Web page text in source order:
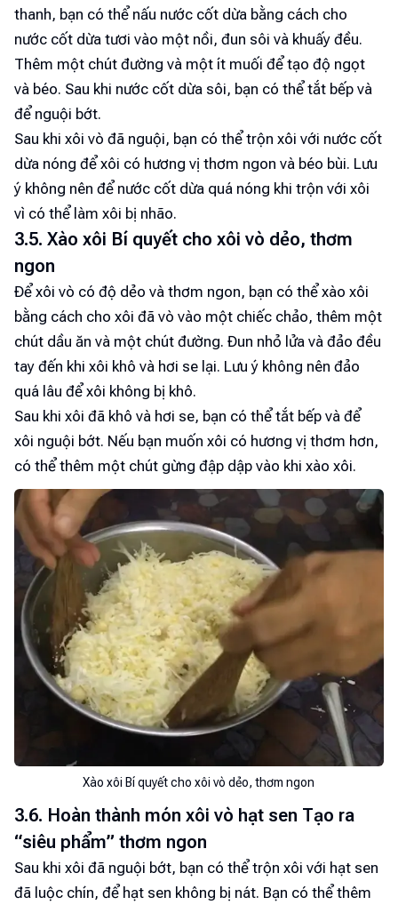
thanh, bạn có thể nấu nước cốt dừa bằng cách cho
nước cốt dừa tươi vào một nồi, đun sôi và khuấy đều.
Thêm một chút đường và một ít muối để tạo độ ngọt
và béo. Sau khi nước cốt dừa sôi, bạn có thể tắt bếp và
để nguội bớt.
Sau khi xôi vò đã nguội, bạn có thể trộn xôi với nước cốt
dừa nóng để xôi có hương vị thơm ngon và béo bùi. Lưu
ý không nên để nước cốt dừa quá nóng khi trộn với xôi
vì có thể làm xôi bị nhão.
3.5. Xào xôi Bí quyết cho xôi vò dẻo, thơm
ngon
Để xôi vò có độ dẻo và thơm ngon, bạn có thể xào xôi
bằng cách cho xôi đã vò vào một chiếc chảo, thêm một
chút dầu ăn và một chút đường. Đun nhỏ lửa và đảo đều
tay đến khi xôi khô và hơi se lại. Lưu ý không nên đảo
quá lâu để xôi không bị khô.
Sau khi xôi đã khô và hơi se, bạn có thể tắt bếp và để
xôi nguội bớt. Nếu bạn muốn xôi có hương vị thơm hơn,
có thể thêm một chút gừng đập dập vào khi xào xôi.
Xào xôi Bí quyết cho xôi vò dẻo, thơm ngon
3.6. Hoàn thành món xôi vò hạt sen Tạo ra
“siêu phẩm” thơm ngon
Sau khi xôi đã nguội bớt, bạn có thể trộn xôi với hạt sen
đã luộc chín, để hạt sen không bị nát. Bạn có thể thêm